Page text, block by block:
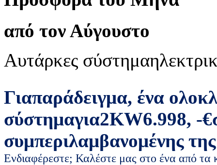
από τον Αύγουστο
Αυτάρκες σύστημα
Γιαπαράδειγμα, ένα
σύστημαγια2KW6.998, -€
συμπεριλαμβανομένης
Ενδιαφέρεστε; Καλέστε μας στο ένα από τα